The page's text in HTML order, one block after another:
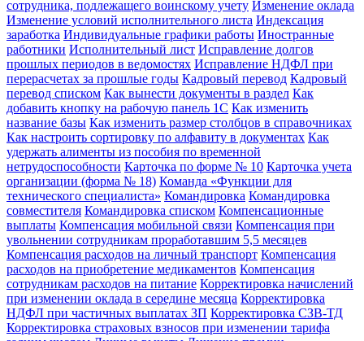
сотрудника, подлежащего воинскому учету Изменение оклада
Изменение условий исполнительного листа Индексация
заработка Индивидуальные графики работы Иностранные
работники Исполнительный лист Исправление долгов
прошлых периодов в ведомостях Исправление НДФЛ при
перерасчетах за прошлые годы Кадровый перевод Кадровый
перевод списком Как вынести документы в раздел Как
добавить кнопку на рабочую панель 1С Как изменить
название базы Как изменить размер столбцов в справочниках
Как настроить сортировку по алфавиту в документах Как
удержать алименты из пособия по временной
нетрудоспособности Карточка по форме № 10 Карточка учета
организации (форма № 18) Команда «Функции для
технического специалиста» Командировка Командировка
совместителя Командировка списком Компенсационные
выплаты Компенсация мобильной связи Компенсация при
увольнении сотрудникам проработавшим 5,5 месяцев
Компенсация расходов на личный транспорт Компенсация
расходов на приобретение медикаментов Компенсация
сотрудникам расходов на питание Корректировка начислений
при изменении оклада в середине месяца Корректировка
НДФЛ при частичных выплатах ЗП Корректировка СЗВ-ТД
Корректировка страховых взносов при изменении тарифа